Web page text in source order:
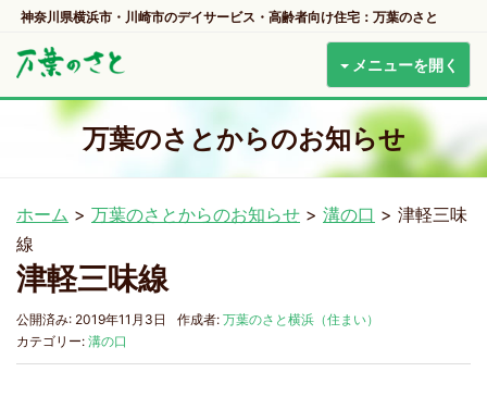
神奈川県横浜市・川崎市のデイサービス・高齢者向け住宅：万葉のさと
メニューを開く
万葉のさとからのお知らせ
ホーム > 万葉のさとからのお知らせ > 溝の口 > 津軽三味
線
津軽三味線
公開済み: 2019年11月3日 作成者: 万葉のさと横浜（住まい）
カテゴリー: 溝の口